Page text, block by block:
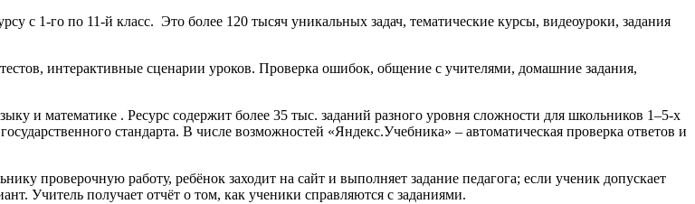
с 1-го по 11-й класс. Это более 120 тысяч уникальных задач, тематические курсы, видеоуроки, задания
интерактивные сценарии уроков. Проверка ошибок, общение с учителями, домашние задания,
и математике . Ресурс содержит более 35 тыс. заданий разного уровня сложности для школьников 1–5-х
стандарта. В числе возможностей «Яндекс.Учебника» – автоматическая проверка ответов и
проверочную работу, ребёнок заходит на сайт и выполняет задание педагога; если ученик допускает
Учитель получает отчёт о том, как ученики справляются с заданиями.